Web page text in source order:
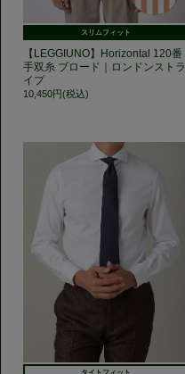
スリムフィット
【LEGGIUNO】Horizontal 120番
手双糸 ブロード｜ロンドンストラ
イプ
10,450円(税込)